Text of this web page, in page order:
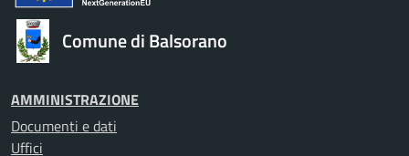
Comune di Balsorano
AMMINISTRAZIONE
Documenti e dati
Uffici